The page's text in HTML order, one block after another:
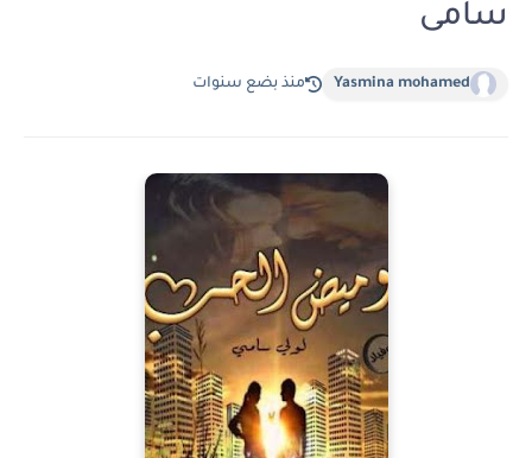
سامى
Yasmina mohamed منذ بضع سنوات